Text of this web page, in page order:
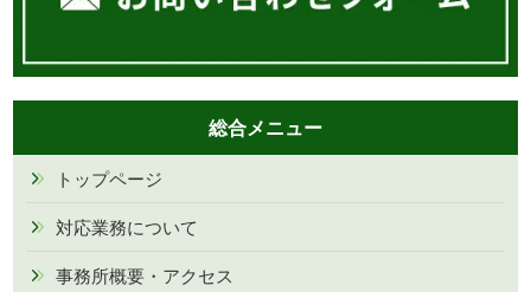
総合メニュー
トップページ
対応業務について
事務所概要・アクセス